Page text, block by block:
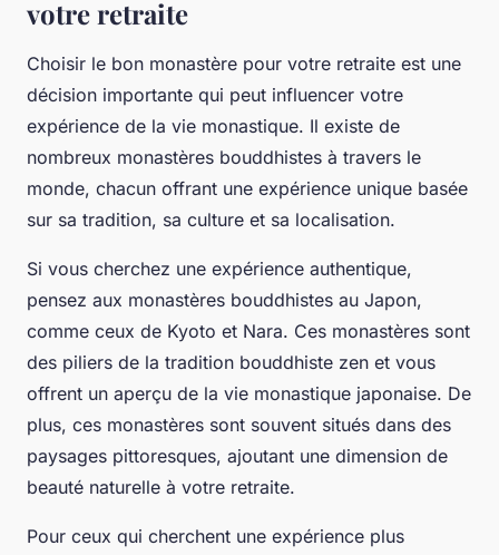
votre retraite
Choisir le bon monastère pour votre retraite est une
décision importante qui peut influencer votre
expérience de la vie monastique. Il existe de
nombreux monastères bouddhistes à travers le
monde, chacun offrant une expérience unique basée
sur sa tradition, sa culture et sa localisation.
Si vous cherchez une expérience authentique,
pensez aux monastères bouddhistes au Japon,
comme ceux de Kyoto et Nara. Ces monastères sont
des piliers de la tradition bouddhiste zen et vous
offrent un aperçu de la vie monastique japonaise. De
plus, ces monastères sont souvent situés dans des
paysages pittoresques, ajoutant une dimension de
beauté naturelle à votre retraite.
Pour ceux qui cherchent une expérience plus